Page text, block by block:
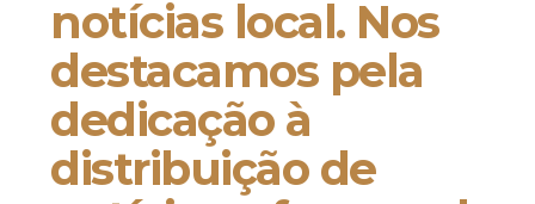
notícias local. Nos
destacamos pela
dedicação à
distribuição de